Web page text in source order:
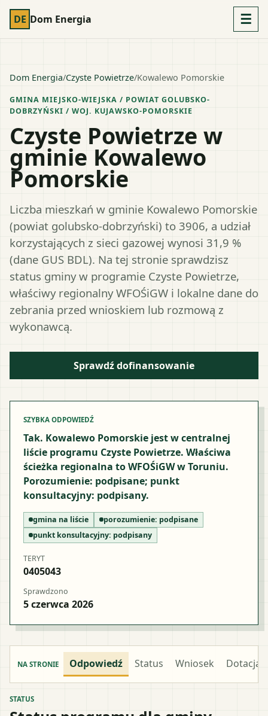
DE Dom Energia ☰
Dom Energia/Czyste Powietrze/Kowalewo Pomorskie
GMINA MIEJSKO-WIEJSKA / POWIAT GOLUBSKO-
DOBRZYŃSKI / WOJ. KUJAWSKO-POMORSKIE
Czyste Powietrze w
gminie Kowalewo
Pomorskie
Liczba mieszkań w gminie Kowalewo Pomorskie
(powiat golubsko-dobrzyński) to 3906, a udział
korzystających z sieci gazowej wynosi 31,9 %
(dane GUS BDL). Na tej stronie sprawdzisz
status gminy w programie Czyste Powietrze,
właściwy regionalny WFOŚiGW i lokalne dane do
zebrania przed wnioskiem lub rozmową z
wykonawcą.
Sprawdź dofinansowanie
SZYBKA ODPOWIEDŹ
Tak. Kowalewo Pomorskie jest w centralnej
liście programu Czyste Powietrze. Właściwa
ścieżka regionalna to WFOŚiGW w Toruniu.
Porozumienie: podpisane; punkt
konsultacyjny: podpisany.
gmina na liście porozumienie: podpisane
punkt konsultacyjny: podpisany
TERYT
0405043
Sprawdzono
5 czerwca 2026
NA STRONIE Odpowiedź Status Wniosek Dotacja
STATUS